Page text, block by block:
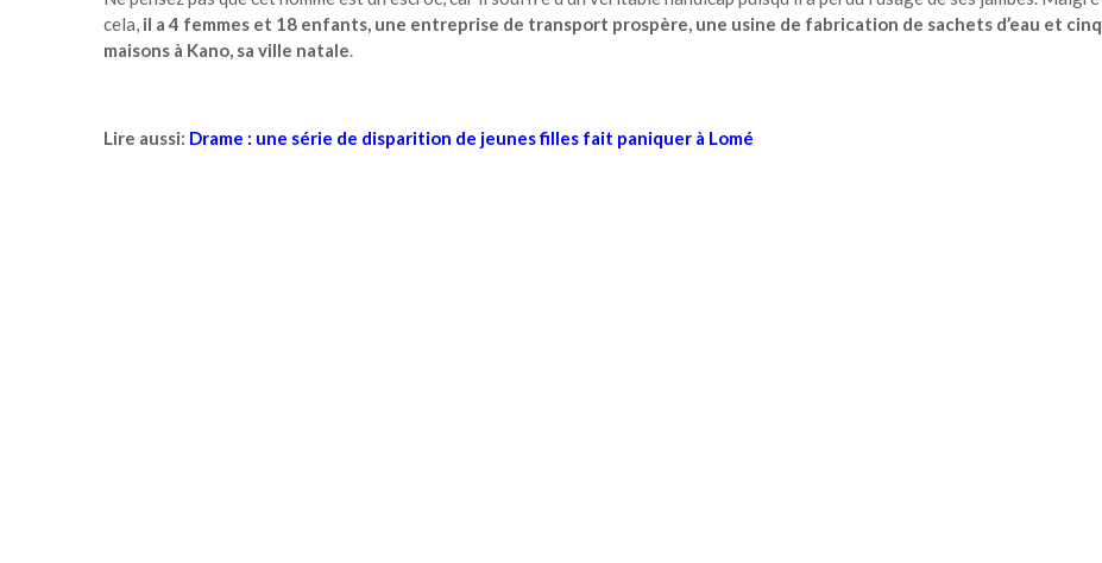
cela, il a 4 femmes et 18 enfants, une entreprise de transport prospère, une usine de fabrication de sachets d’eau et cinq
maisons à Kano, sa ville natale.
Lire aussi: Drame : une série de disparition de jeunes filles fait paniquer à Lomé